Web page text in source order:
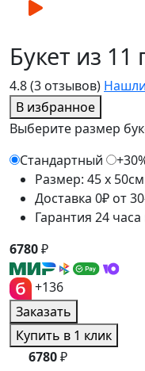
4.8(3 отзывов)
В избранное
Букет из 11
Выберите размер
Стандартный
Размер: 45 x 50см
Доставка 0₽ от
Гарантия 24
6780₽
+136
Заказать
Купить в 1 клик
6780₽